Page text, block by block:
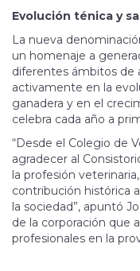
Evolución ténica y
La nueva
un homenaje a
diferentes ámbitos de
activamente en la
ganadera y en el
celebra cada año a
“Desde el Colegio de
agradecer al
la profesión
contribución histórica
la sociedad”, apuntó
de la corporación que
profesionales en la